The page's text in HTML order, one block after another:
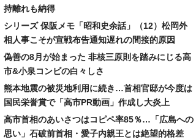
持離れも納得
シリーズ 保阪メモ「昭和史余話」（12）松岡外
相人事こそが宣戦布告通知遅れの間接的原因
偽善の8月が始まった 非核三原則を踏みにじる高
市&小泉コンビの白々しさ
熊本地震の被災地利用に続き…首相官邸が今度は
国民栄誉賞で「高市PR動画」作成し大炎上
高市首相のあいさつはコピペ率85％…「広島への
思い」石破前首相・愛子内親王とは絶望的格差